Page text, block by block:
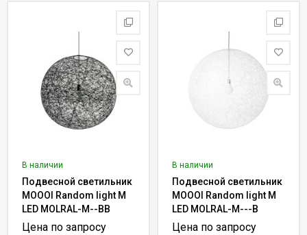
В наличии
Подвесной светильник
MOOOI Random light M
LED MOLRAL-M--BB
Цена по запросу
В наличии
Подвесной светильник
MOOOI Random light M
LED MOLRAL-M---B
Цена по запросу